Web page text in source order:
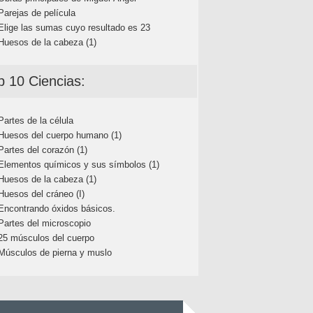
de película
las sumas cuyo resultado es 23
de la cabeza (1)
10 Ciencias:
de la célula
del cuerpo humano (1)
del corazón (1)
químicos y sus símbolos (1)
de la cabeza (1)
del cráneo (I)
óxidos básicos.
del microscopio
músculos del cuerpo
de pierna y muslo